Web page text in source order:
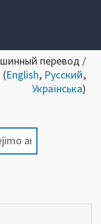
перевод /
(English, Русский,
Українська)